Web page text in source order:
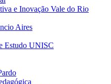
e Inovação Vale do Rio
Aires
Estudo UNISC